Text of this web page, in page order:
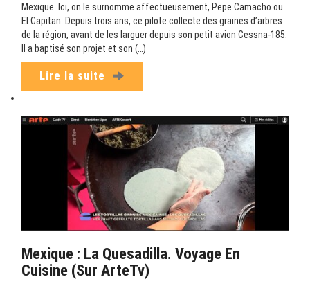
Mexique. Ici, on le surnomme affectueusement, Pepe Camacho ou
El Capitan. Depuis trois ans, ce pilote collecte des graines d’arbres
de la région, avant de les larguer depuis son petit avion Cessna-185.
Il a baptisé son projet et son (…)
Lire la suite
Mexique : La Quesadilla. Voyage En
Cuisine (sur ArteTv)